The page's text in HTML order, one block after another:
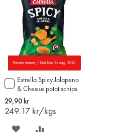
Parasta ennen / Bäst före 24 aug. 2026
Estrella Spicy Jalapeno
& Cheese potatischips
115g
29,90 kr
249.17 kr/kgs
Lägg
till
i
varukorgen
SPARA